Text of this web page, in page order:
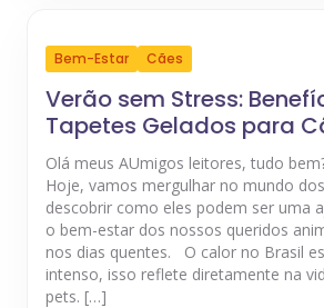
Bem-Estar Cães
Verão sem Stress:
Tapetes Gelados para
Olá meus AUmigos leitores, tudo
Hoje, vamos mergulhar no mundo
descobrir como eles podem ser uma
o bem-estar dos nossos queridos
nos dias quentes. O calor no Brasil
intenso, isso reflete diretamente na
pets. […]